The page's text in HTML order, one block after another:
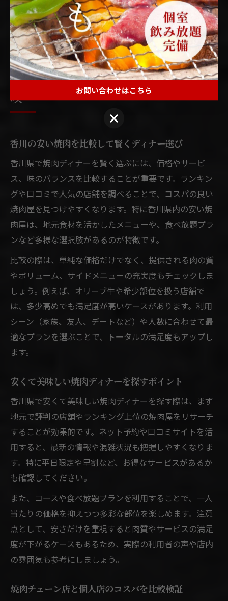
満足度アップの鍵です。衛生面や換気対策についても店
舗ごとの工夫があるので、安心して焼肉ディナーを楽し
むためにも事前リサーチをおすすめします。
香川県の安い焼肉を徹底比較で満
喫
香川の安い焼肉を比較して賢くディナー選び
香川県で焼肉ディナーを賢く選ぶには、価格やサービ
ス、味のバランスを比較することが重要です。ランキン
グや口コミで人気の店舗を調べることで、コスパの良い
焼肉屋を見つけやすくなります。特に香川県内の安い焼
肉屋は、地元食材を活かしたメニューや、食べ放題プラ
ンなど多様な選択肢があるのが特徴です。
比較の際は、単純な価格だけでなく、提供される肉の質
やボリューム、サイドメニューの充実度もチェックしま
しょう。例えば、オリーブ牛や希少部位を扱う店舗で
は、多少高めでも満足度が高いケースがあります。利用
シーン（家族、友人、デートなど）や人数に合わせて最
適なプランを選ぶことで、トータルの満足度もアップし
ます。
安くて美味しい焼肉ディナーを探すポイント
香川県で安くて美味しい焼肉ディナーを探す際は、まず
地元で評判の店舗やランキング上位の焼肉屋をリサーチ
することが効果的です。ネット予約や口コミサイトを活
用すると、最新の情報や混雑状況も把握しやすくなりま
す。特に平日限定や早割など、お得なサービスがあるか
も確認してください。
また、コースや食べ放題プランを利用することで、一人
当たりの価格を抑えつつ多彩な部位を楽しめます。注意
点として、安さだけを重視すると肉質やサービスの満足
度が下がるケースもあるため、実際の利用者の声や店内
の雰囲気も参考にしましょう。
焼肉チェーン店と個人店のコスパを比較検証
お問い合わせはこちら
お問い合わせはこちら